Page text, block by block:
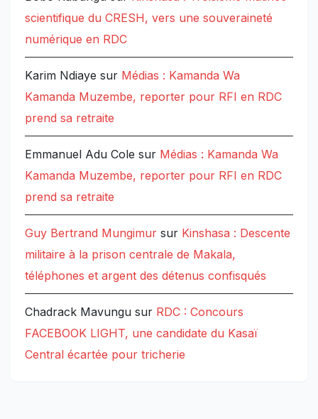
scientifique du CRESH, vers une souveraineté
numérique en RDC
Karim Ndiaye sur Médias : Kamanda Wa
Kamanda Muzembe, reporter pour RFI en RDC
prend sa retraite
Emmanuel Adu Cole sur Médias : Kamanda Wa
Kamanda Muzembe, reporter pour RFI en RDC
prend sa retraite
Guy Bertrand Mungimur sur Kinshasa : Descente
militaire à la prison centrale de Makala,
téléphones et argent des détenus confisqués
Chadrack Mavungu sur RDC : Concours
FACEBOOK LIGHT, une candidate du Kasaï
Central écartée pour tricherie